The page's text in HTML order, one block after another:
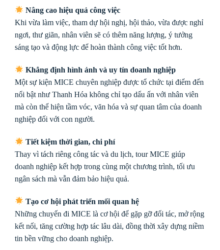
Nâng cao hiệu quả công việc
Khi vừa làm việc, tham dự hội nghị, hội thảo, vừa được nghỉ
ngơi, thư giãn, nhân viên sẽ có thêm năng lượng, ý tưởng
sáng tạo và động lực để hoàn thành công việc tốt hơn.
Khẳng định hình ảnh và uy tín doanh nghiệp
Một sự kiện MICE chuyên nghiệp được tổ chức tại điểm đến
nổi bật như Thanh Hóa không chỉ tạo dấu ấn với nhân viên
mà còn thể hiện tầm vóc, văn hóa và sự quan tâm của doanh
nghiệp đối với con người.
Tiết kiệm thời gian, chi phí
Thay vì tách riêng công tác và du lịch, tour MICE giúp
doanh nghiệp kết hợp trong cùng một chương trình, tối ưu
ngân sách mà vẫn đảm bảo hiệu quả.
Tạo cơ hội phát triển mối quan hệ
Những chuyến đi MICE là cơ hội để gặp gỡ đối tác, mở rộng
kết nối, tăng cường hợp tác lâu dài, đồng thời xây dựng niềm
tin bền vững cho doanh nghiệp.